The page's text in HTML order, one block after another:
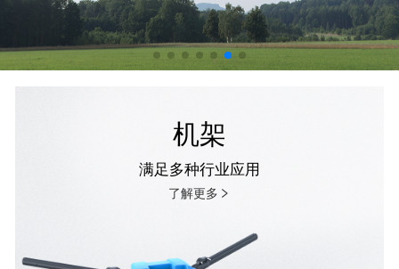
机架
满足多种行业应用
了解更多